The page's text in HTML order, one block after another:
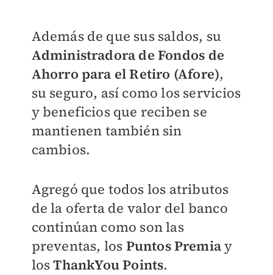
Además de que sus saldos, su
Administradora de Fondos de
Ahorro para el Retiro (Afore),
su seguro, así como los servicios
y beneficios que reciben se
mantienen también sin
cambios.
Agregó que todos los atributos
de la oferta de valor del banco
continúan como son las
preventas, los Puntos Premiay
losThankYou Points.